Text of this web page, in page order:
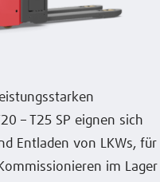
– T25 SP eignen sich
Entladen von LKWs, für
im Lager